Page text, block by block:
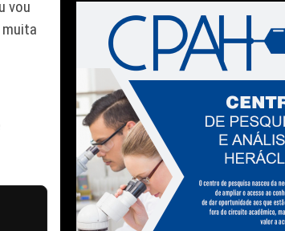
vou